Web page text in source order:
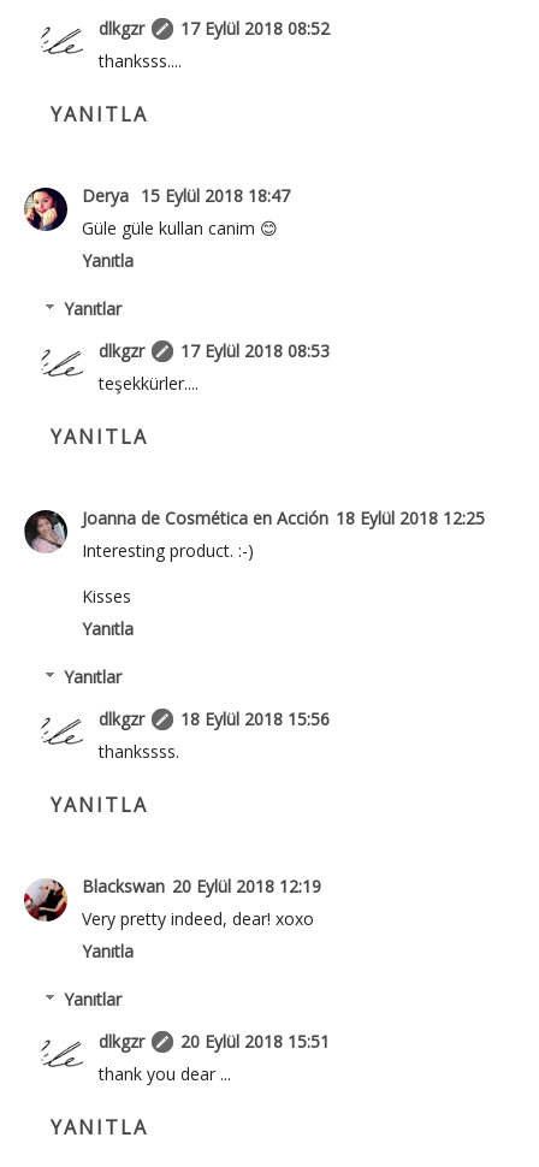
dlkgzr
17 Eylül 2018 08:52
thanksss....
YANITLA
Derya 15 Eylül 2018 18:47
Güle güle kullan canim 😊
Yanıtla
Yanıtlar
dlkgzr
17 Eylül 2018 08:53
teşekkürler....
YANITLA
Joanna de Cosmética en Acción 18 Eylül 2018 12:25
Interesting product. :-)
Kisses
Yanıtla
Yanıtlar
dlkgzr
18 Eylül 2018 15:56
thankssss.
YANITLA
Blackswan 20 Eylül 2018 12:19
Very pretty indeed, dear! xoxo
Yanıtla
Yanıtlar
dlkgzr
20 Eylül 2018 15:51
thank you dear ...
YANITLA